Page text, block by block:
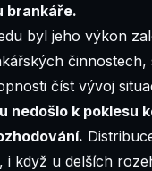
brankáře.
byl jeho výkon
činnostech,
číst vývoj
nedošlo k poklesu
i když u delších